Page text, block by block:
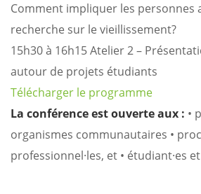
Comment impliquer les personnes
recherche sur le vieillissement?
15h30 à 16h15 Atelier 2 –
autour de projets étudiants
Télécharger le programme
La conférence est ouverte aux : •
organismes communautaires •
professionnel·les, et • étudiant·es